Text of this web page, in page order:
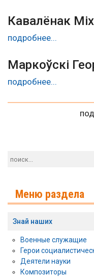
Кавалёнак
подробнее...
Маркоўскі
подробнее...
Меню раздела
Знай наших
Военные служащие
Герои
Деятели науки
Композиторы